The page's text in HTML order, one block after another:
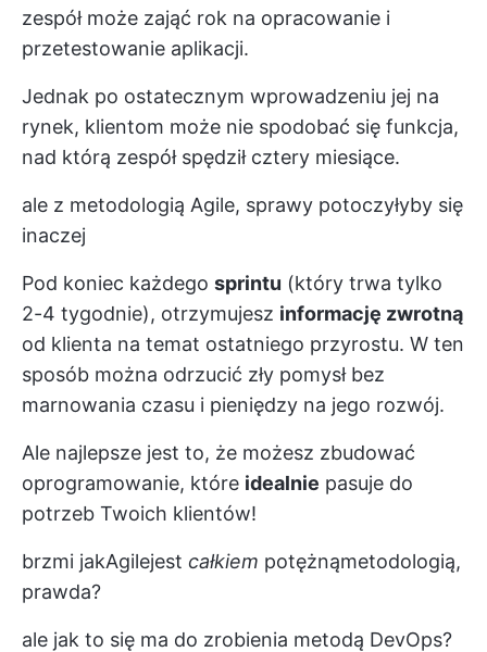
zespółmoże zająć rok na opracowanie i
przetestowanie aplikacji.
Jednak po ostatecznym wprowadzeniu jej na
rynek, klientom może nie spodobać się funkcja,
nad którą zespół spędził cztery miesiące.
ale z metodologią Agile, sprawy potoczyłyby się
inaczej
Pod koniec każdego sprintu (który trwa tylko
2-4 tygodnie), otrzymujesz informację zwrotną
od klienta na temat ostatniego przyrostu. W ten
sposób można odrzucić zły pomysł bez
marnowania czasu i pieniędzy na jego rozwój.
Ale najlepsze jest to, że możesz zbudować
oprogramowanie, które idealnie pasuje do
potrzeb Twoich klientów!
brzmi jakAgilejest całkiem potężnąmetodologią,
prawda?
ale jak to się ma do zrobienia metodą DevOps?